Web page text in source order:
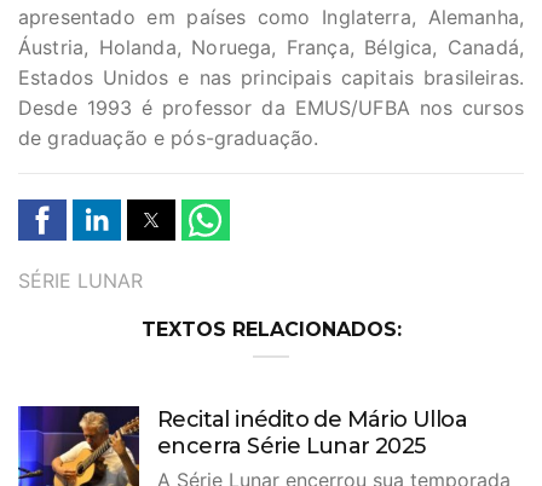
apresentado em países como Inglaterra, Alemanha,
Áustria, Holanda, Noruega, França, Bélgica, Canadá,
Estados Unidos e nas principais capitais brasileiras.
Desde 1993 é professor da EMUS/UFBA nos cursos
de graduação e pós-graduação.
TAGS
SÉRIE LUNAR
TEXTOS RELACIONADOS:
Recital inédito de Mário Ulloa
encerra Série Lunar 2025
A Série Lunar encerrou sua temporada